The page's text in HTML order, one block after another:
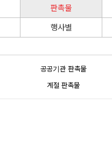
판촉물
행사별
공공기관 판촉물
계절 판촉물